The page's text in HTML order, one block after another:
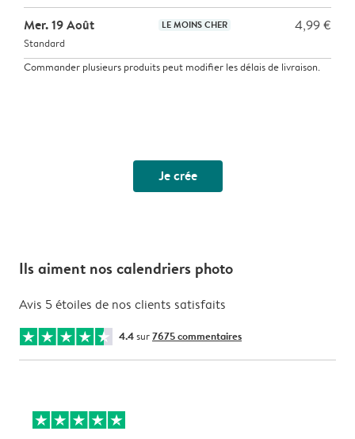
Mer. 19 Août LE MOINS CHER 4,99 €
Standard
Commander plusieurs produits peut modifier les délais de livraison.
Je crée
Ils aiment nos calendriers photo
Avis 5 étoiles de nos clients satisfaits
4.4sur7675 commentaires